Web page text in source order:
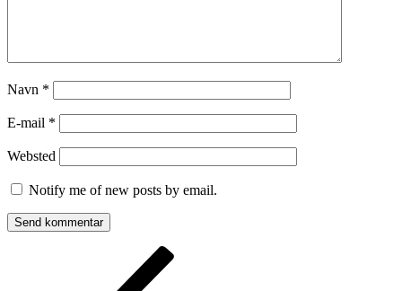
Navn *
E-mail *
Websted
Notify me of new posts by email.
Indlægsnavigation